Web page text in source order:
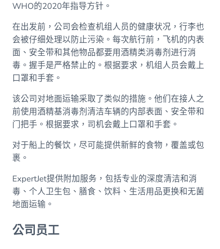
WHO的2020年指导方针。
在出发前，公司会检查机组人员的健康状况，行李也
会被仔细处理以防止污染。每次航行前，飞机的内表
面、安全带和其他物品都要用酒精类消毒剂进行消
毒。握手是严格禁止的。根据要求，机组人员会戴上
口罩和手套。
该公司对地面运输采取了类似的措施。他们在接人之
前使用酒精基消毒剂清洁车辆的内部表面、安全带和
门把手。根据要求，司机会戴上口罩和手套。
对于船上的餐饮，尽可能提供新鲜的食物，覆盖或包
裹。
ExpertJet提供附加服务，包括专业的深度清洁和消
毒、个人卫生包、膳食、饮料、生活用品更换和无菌
地面运输。
公司员工